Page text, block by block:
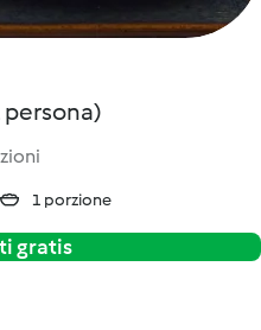
persona)
1 porzione
gratis